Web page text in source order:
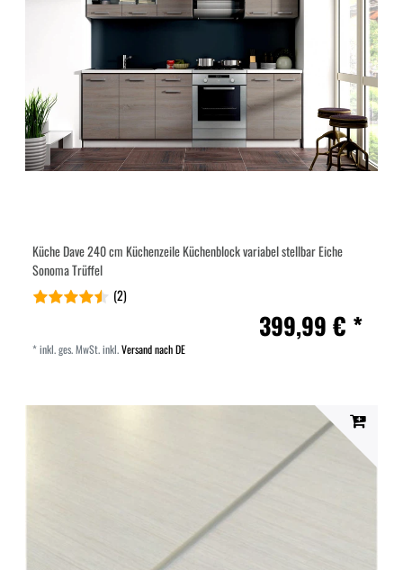
Küche Dave 240 cm Küchenzeile Küchenblock variabel stellbar Eiche
Sonoma Trüffel
(2)
399,99 € *
*inkl. ges. MwSt.inkl.Versand nach DE